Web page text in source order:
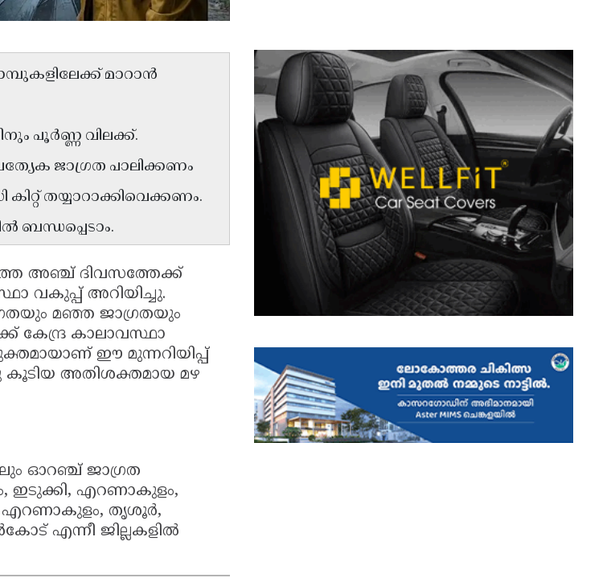
മാറാൻ
പൂർണ്ണ വിലക്ക്.
ജാഗ്രത പാലിക്കണം
തയ്യാറാക്കിവെക്കണം.
ബന്ധപ്പെടാം.
അഞ്ച് ദിവസത്തേക്ക്
വകുപ്പ് അറിയിച്ചു.
മഞ്ഞ ജാഗ്രതയും
കേന്ദ്ര കാലാവസ്ഥാ
ഈ മുന്നറിയിപ്പ്
കൂടിയ അതിശക്തമായ മഴ
ഓറഞ്ച് ജാഗ്രത
ഇടുക്കി, എറണാകുളം,
എറണാകുളം, തൃശൂർ,
എന്നീ ജില്ലകളിൽ